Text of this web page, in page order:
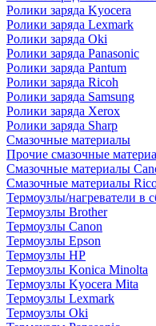
Ролики заряда Kyocera
Ролики заряда Lexmark
Ролики заряда Oki
Ролики заряда Panasonic
Ролики заряда Pantum
Ролики заряда Ricoh
Ролики заряда Samsung
Ролики заряда Xerox
Ролики заряда Sharp
Смазочные материалы
Прочие смазочные
Смазочные материалы
Смазочные материалы
Термоузлы/нагреватели в
Термоузлы Brother
Термоузлы Canon
Термоузлы Epson
Термоузлы HP
Термоузлы Konica Minolta
Термоузлы Kyocera Mita
Термоузлы Lexmark
Термоузлы Oki